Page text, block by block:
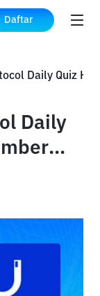
Daftar
Daily